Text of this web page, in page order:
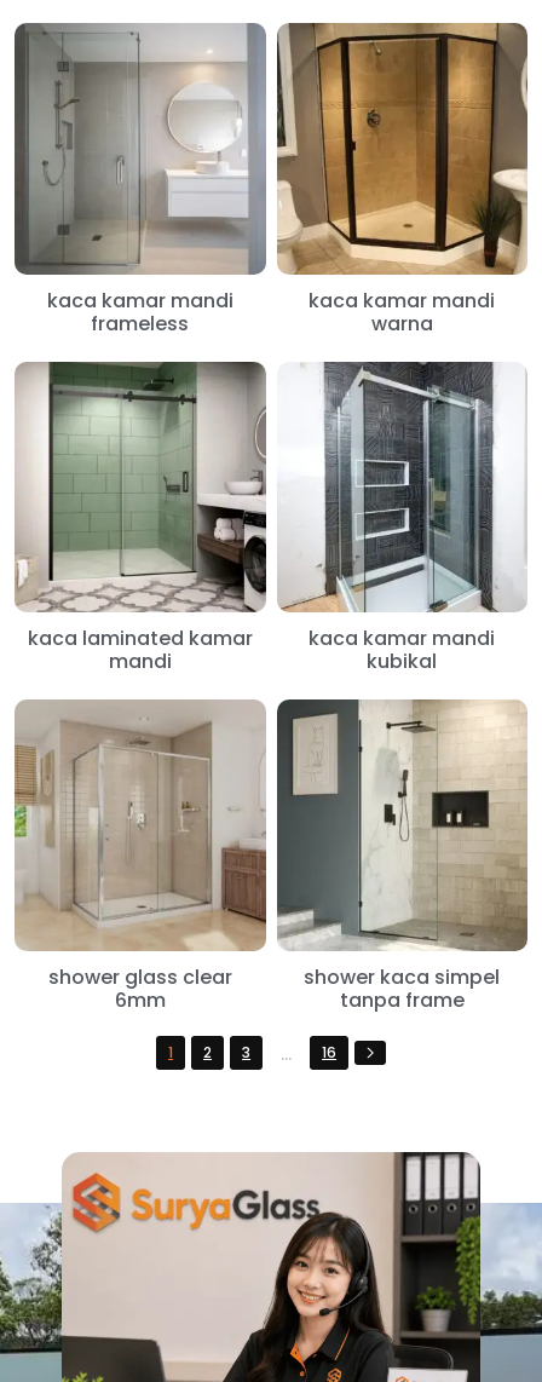
kaca kamar mandi
frameless
kaca kamar mandi
warna
kaca laminated kamar
mandi
kaca kamar mandi
kubikal
shower glass clear
6mm
shower kaca simpel
tanpa frame
1 2 3 ... 16